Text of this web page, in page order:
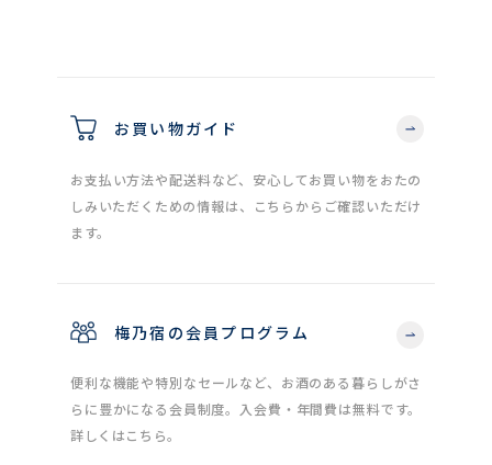
お買い物ガイド
お支払い方法や配送料など、安心してお買い物をおたの
しみいただくための情報は、こちらからご確認いただけ
ます。
梅乃宿の会員プログラム
便利な機能や特別なセールなど、お酒のある暮らしがさ
らに豊かになる会員制度。入会費・年間費は無料です。
詳しくはこちら。